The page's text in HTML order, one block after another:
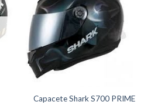
Capacete Shark S700 PRIME